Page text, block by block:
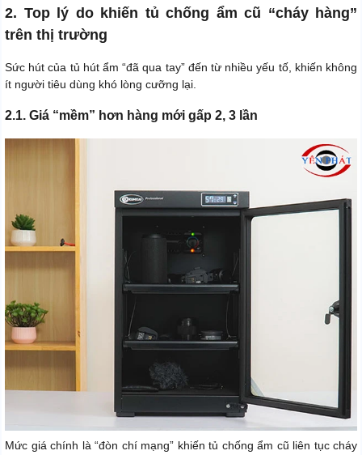
2. Top lý do khiến tủ chống ẩm cũ “cháy hàng”
trên thị trường
Sức hút của tủ hút ẩm “đã qua tay” đến từ nhiều yếu tố, khiến không
ít người tiêu dùng khó lòng cưỡng lại.
2.1. Giá “mềm” hơn hàng mới gấp 2, 3 lần
Mức giá chính là “đòn chí mạng” khiến tủ chống ẩm cũ liên tục cháy